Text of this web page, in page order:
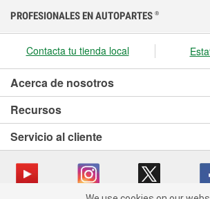
PROFESIONALES EN AUTOPARTES ®
Contacta tu tienda local
Acerca de nosotros
Recursos
Servicio al cliente